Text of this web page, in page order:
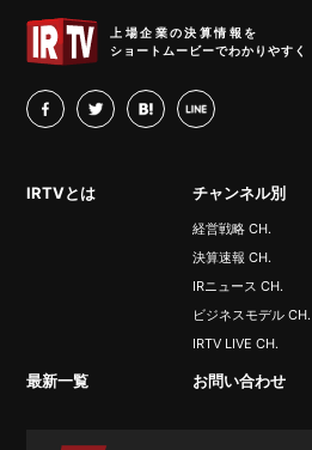
IRTV
上場企業の決算情報を
ショートムービーでわかりやすく
facebook
twitterhatenaLINE
IRTVとは チャンネル別
経営戦略 CH.
決算速報 CH.
IRニュース CH.
ビジネスモデル CH.
IRTV LIVE CH.
最新一覧 お問い合わせ